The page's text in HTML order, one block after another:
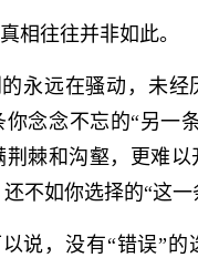
相往往并非如此。
永远在骚动，未经
你念念不忘的“另一
荆棘和沟壑，更难
不如你选择的“这一
说，没有“错误”的